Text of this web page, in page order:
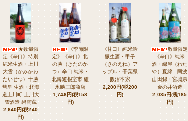
★数量限
定《辛口》特別
純米生酒・上川
大雪（かみかわ
たいせつ）十勝
彗星 生酒・北海
道上川町 上川大
雪酒造 碧雲蔵
2,640円(税240
円)
《季節限
定》《辛口》北
の勝（きたのか
つ）辛口 純米・
北海道根室市 碓
氷勝三郎商店
1,746円(税158
円)
《甘口》純米吟
醸生酒・甲子
（きのえね）ア
ップル・千葉県
飯沼本家
2,200円(税200
円)
数量限定
《辛口》純米
酒・綿屋（わた
や）夏綿 阿波
山田錦・宮城県
金の井酒造
2,035円(税185
円)